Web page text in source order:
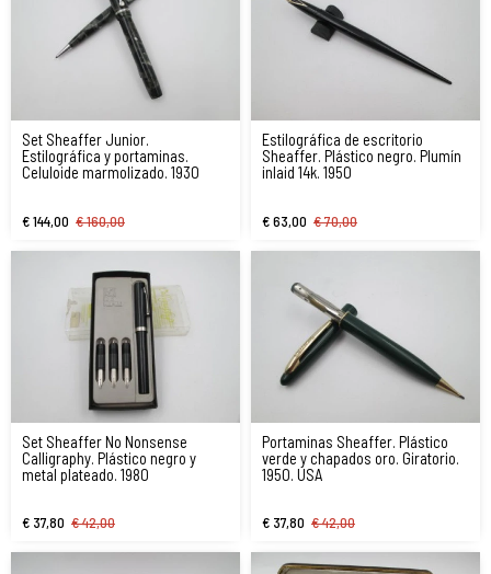
Set Sheaffer Junior.
Estilográfica y portaminas.
Celuloide marmolizado. 1930
€ 144,00 € 160,00
Estilográfica de escritorio
Sheaffer. Plástico negro. Plumín
inlaid 14k. 1950
€ 63,00 € 70,00
Set Sheaffer No Nonsense
Calligraphy. Plástico negro y
metal plateado. 1980
€ 37,80 € 42,00
Portaminas Sheaffer. Plástico
verde y chapados oro. Giratorio.
1950. USA
€ 37,80 € 42,00